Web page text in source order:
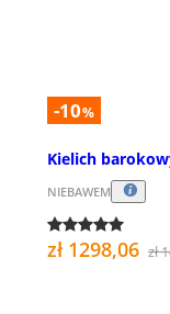
-10%
Kielich
NIEBAWEM
zł 1298,06 zł